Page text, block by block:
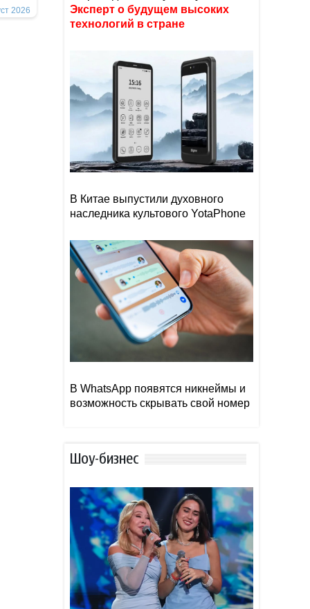
2026
Эксперт о будущем высоких
технологий в стране
В Китае выпустили духовного
наследника культового YotaPhone
В WhatsApp появятся никнеймы и
возможность скрывать свой номер
Шоу-бизнес